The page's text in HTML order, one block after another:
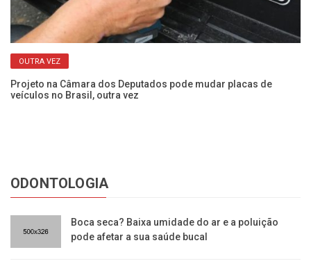
OUTRA VEZ
Projeto na Câmara dos Deputados pode mudar placas de
veículos no Brasil, outra vez
ODONTOLOGIA
Boca seca? Baixa umidade do ar e a poluição
pode afetar a sua saúde bucal